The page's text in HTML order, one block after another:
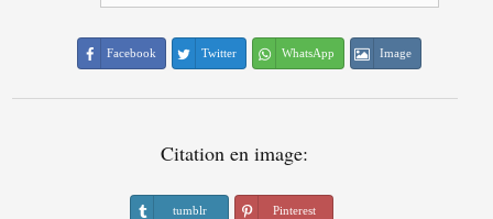
Facebook Twitter WhatsApp Image
Citation en image:
tumblr Pinterest